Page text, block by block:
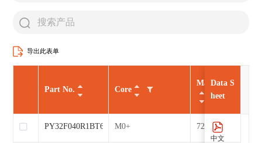
导出此表单
Core
Max CLK（MHz
M0+ 72
Part No.
PY32F040R1BT6
Data S
heet
中文